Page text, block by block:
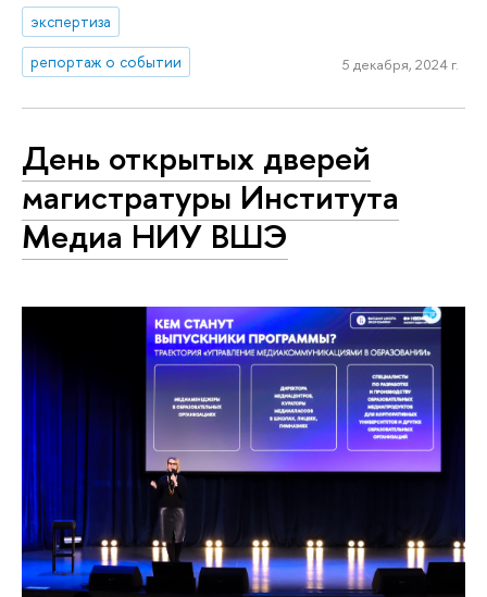
экспертиза
репортаж о событии
5 декабря, 2024 г.
День открытых дверей
магистратуры Института
Медиа НИУ ВШЭ